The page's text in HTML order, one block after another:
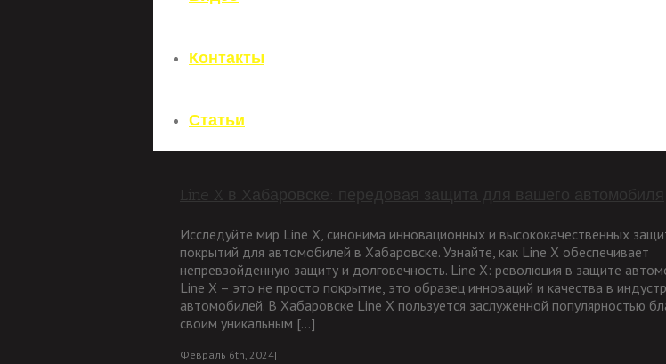
Контакты
Статьи
Line X в Хабаровске: передовая защита для вашего автомобиля
Исследуйте мир Line X, синонима инновационных и высококачественных
покрытий для автомобилей в Хабаровске. Узнайте, как Line X обеспечивает
непревзойденную защиту и долговечность. Line X: революция в защите
Line X – это не просто покрытие, это образец инноваций и качества в
автомобилей. В Хабаровске Line X пользуется заслуженной популярностью
своим уникальным [...]
Февраль 6th, 2024|